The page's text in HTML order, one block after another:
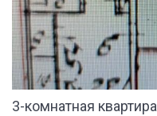
3-комнатная квартира